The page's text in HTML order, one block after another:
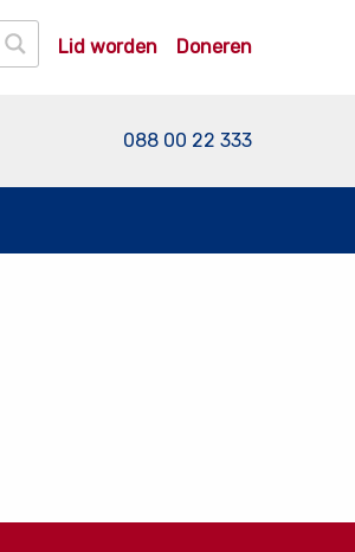
Lid worden Doneren
088 00 22 333